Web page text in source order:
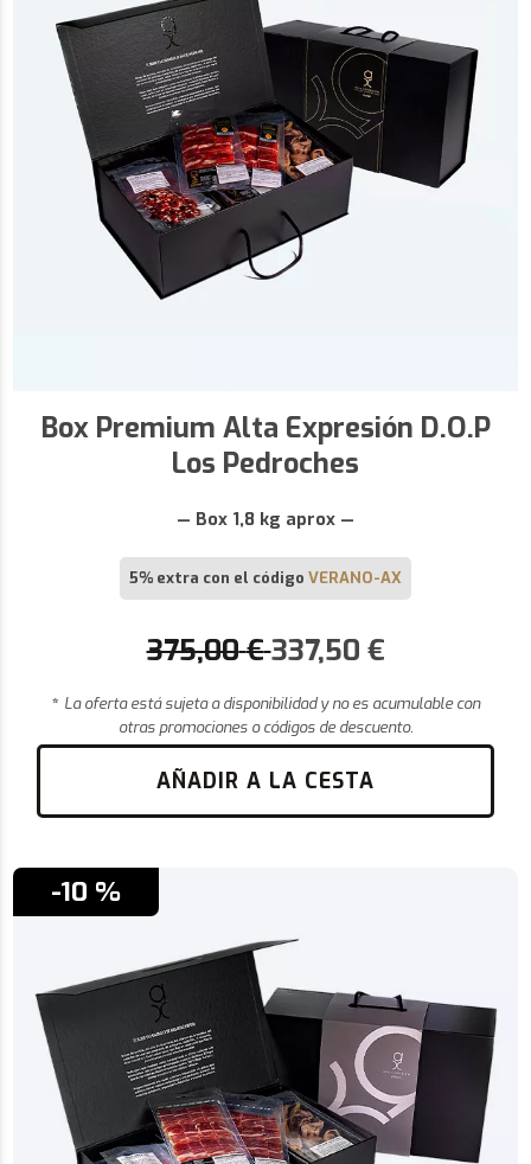
Box Premium Alta Expresión D.O.P
Los Pedroches
— Box 1,8 kg aprox —
5% extra con el código VERANO-AX
375,00€337,50 €
* La oferta está sujeta a disponibilidad y no es acumulable con
otras promociones o códigos de descuento.
AÑADIR A LA CESTA
-10 %